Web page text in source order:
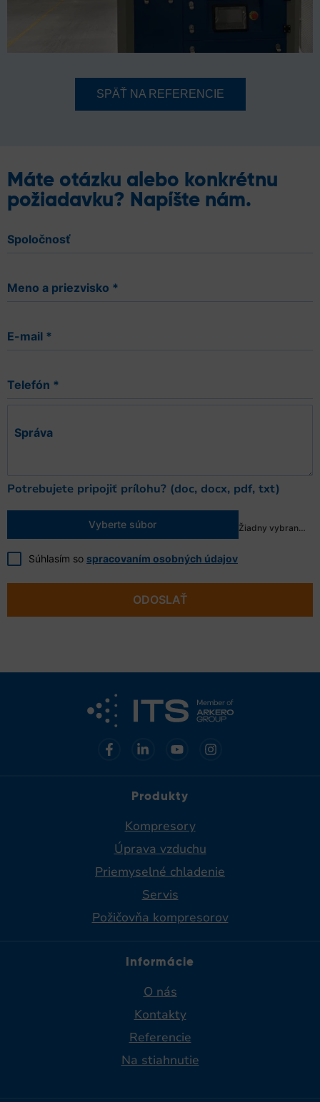
SPÄŤ NA REFERENCIE
Máte otázku alebo konkrétnu
požiadavku? Napíšte nám.
Spoločnosť
Meno a priezvisko *
E-mail *
Telefón *
Správa
Potrebujete pripojiť prílohu? (doc, docx, pdf, txt)
Vyberte súbor Žiadny vybraný súbor
Súhlasím so spracovaním osobných údajov
ODOSLAŤ
Produkty
Kompresory
Úprava vzduchu
Priemyselné chladenie​
Servis
Požičovňa kompresorov
Informácie
O nás
Kontakty
Referencie
Na stiahnutie